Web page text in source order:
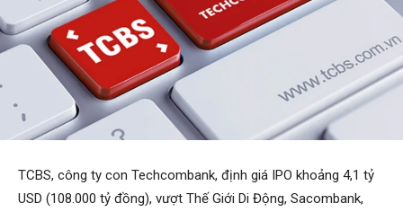
TCBS, công ty con Techcombank, định giá IPO khoảng 4,1 tỷ
USD (108.000 tỷ đồng), vượt Thế Giới Di Động, Sacombank,